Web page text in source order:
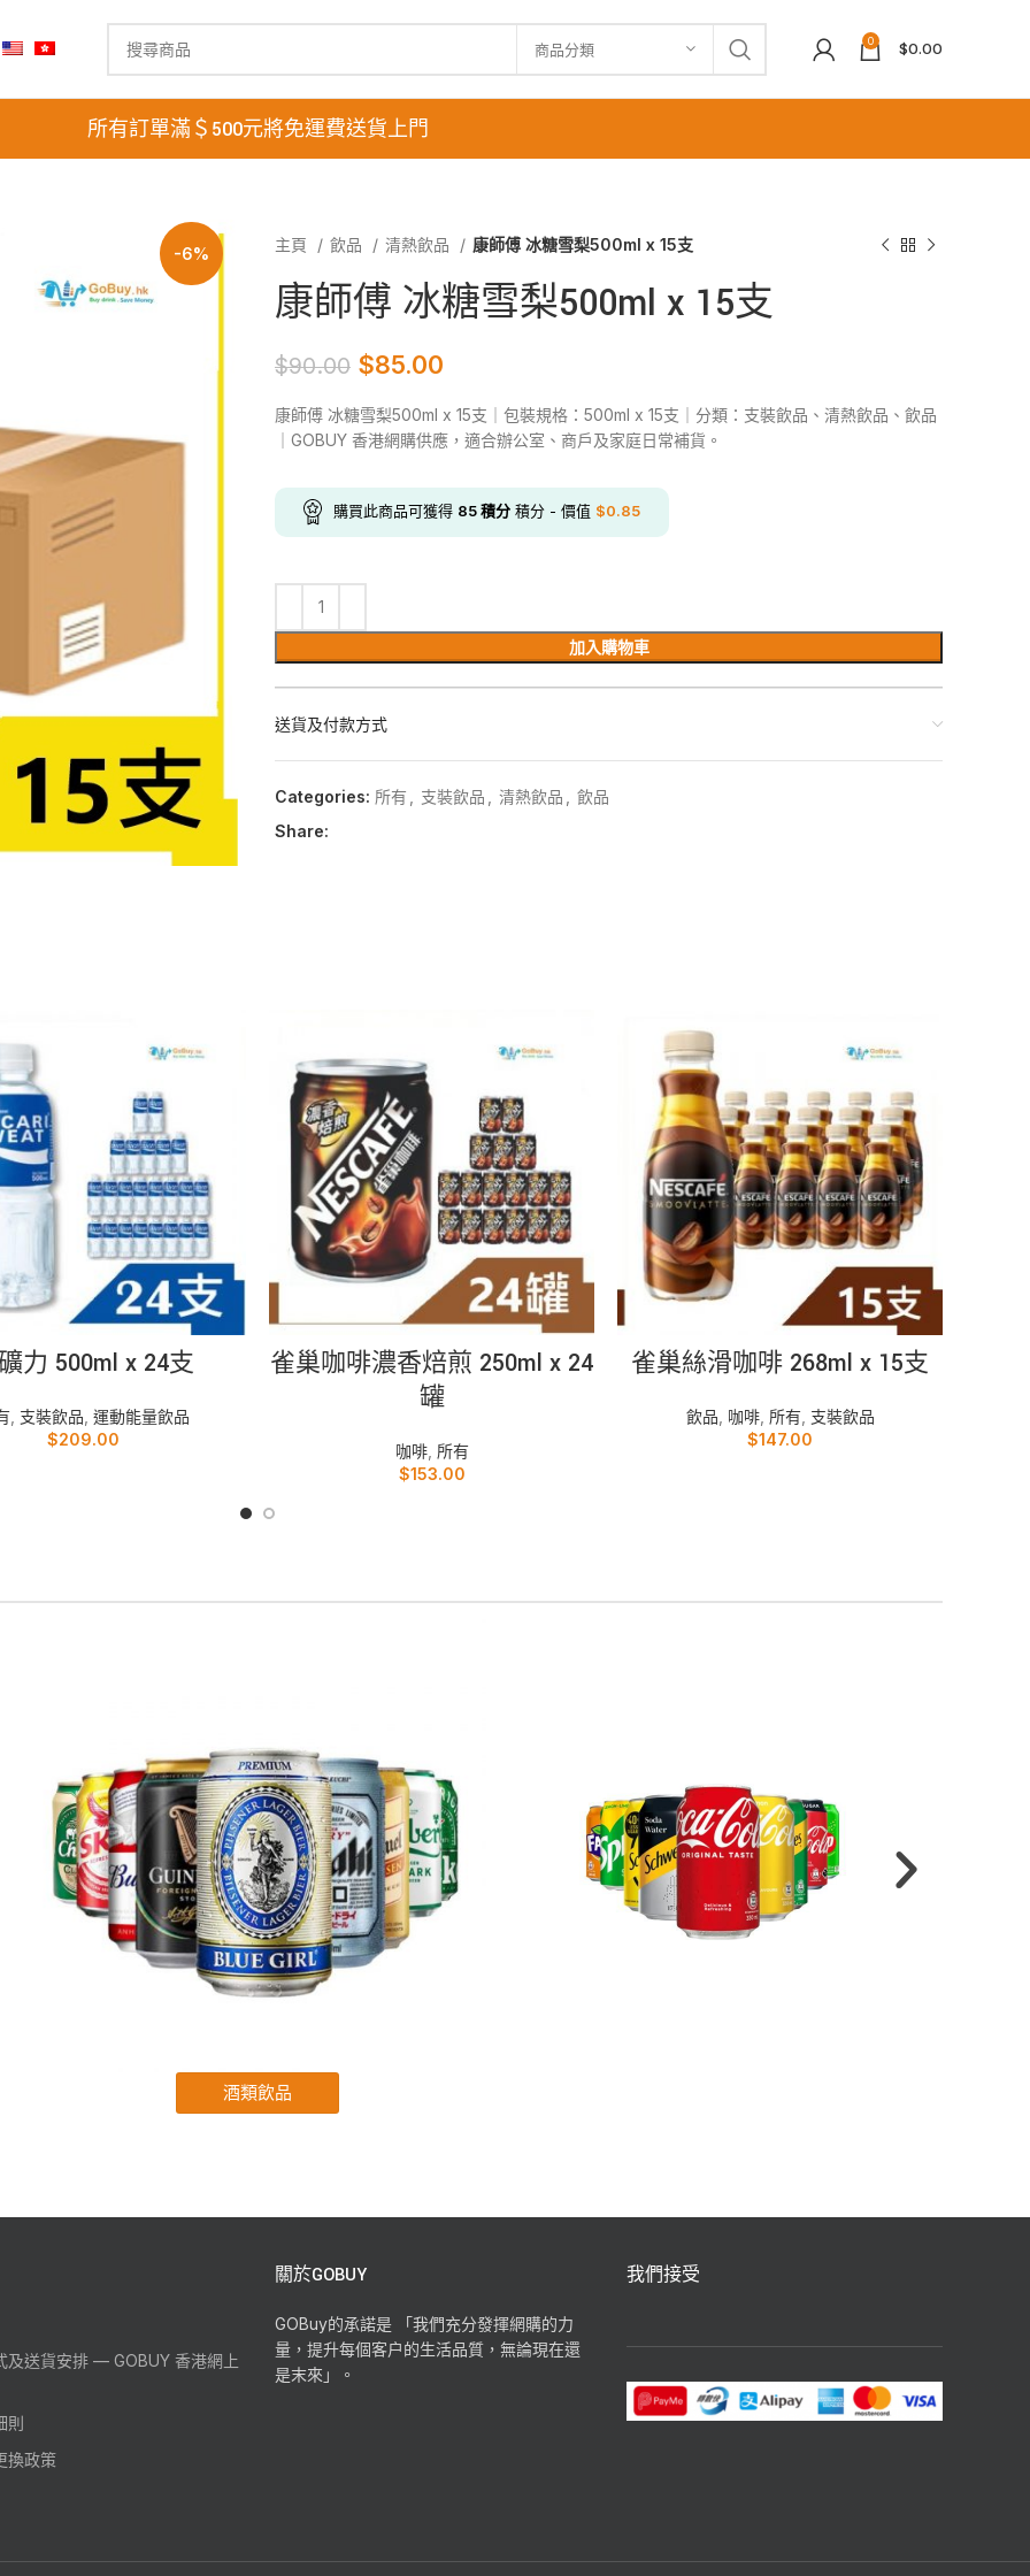
商品分類 0 $0.00
所有訂單滿＄500元將免運費送貨上門
-6% 主頁 飲品 清熱飲品 康師傅 冰糖雪梨500ml x 15支
康師傅 冰糖雪梨500ml x 15支
$90.00 $85.00
康師傅 冰糖雪梨500ml x 15支｜包裝規格：500ml x 15支｜分類：支裝飲品、清熱飲品、飲品
｜GOBUY 香港網購供應，適合辦公室、商戶及家庭日常補貨。
購買此商品可獲得 85積分 積分 - 價值 $0.85
加入購物車
送貨及付款方式
Categories: 所有 支裝飲品 清熱飲品
飲品
Share:
力 500ml x 24支
, 支裝飲品 運動能量飲品
$209.00
加入購物車
雀巢咖啡濃香焙煎 250ml x 24
罐
咖啡, 所有
$153.00
雀巢絲滑咖啡 268ml x 15支
飲品 咖啡, 所有, 支裝飲品
$147.00
及送貨安排 — GOBUY 香港網上
則
換政策
關於GOBUY
GOBuy的承諾是 「我們充分發揮網購的力
量，提升每個客户的生活品質，無論現在還
是末來」。
我們接受